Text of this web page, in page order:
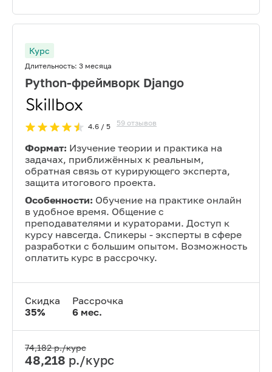
Курс
Длительность: 3 месяца
Python-фреймворк Django
4.6/ 5 59 отзывов
Формат: Изучение теории и практика на
задачах, приближённых к реальным,
обратная связь от курирующего эксперта,
защита итогового проекта.
Особенности: Обучение на практике онлайн
в удобное время. Общение с
преподавателями и кураторами. Доступ к
курсу навсегда. Спикеры - эксперты в сфере
разработки с большим опытом. Возможность
оплатить курс в рассрочку.
Скидка
35%
Рассрочка
6 мес.
74,182р./курс
48,218 р./курс